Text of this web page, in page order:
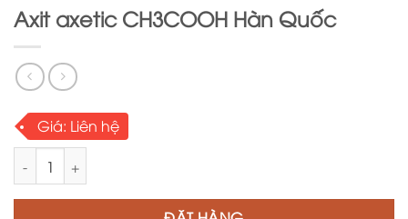
Axit axetic CH3COOH Hàn Quốc
Giá: Liên hệ